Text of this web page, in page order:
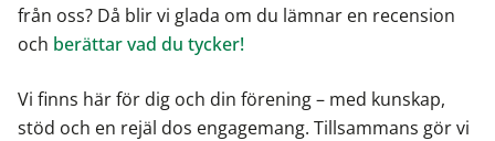
från oss? Då blir vi glada om du lämnar en recension
och berättar vad du tycker!
Vi finns här för dig och din förening – med kunskap,
stöd och en rejäl dos engagemang. Tillsammans gör vi